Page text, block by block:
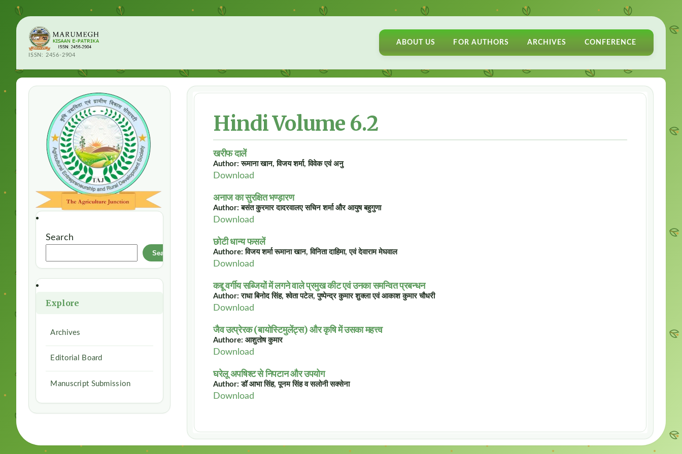
ISSN: 2456-2904
ABOUT US FOR AUTHORS ARCHIVES CONFERENCE
Search
Search
Explore
Archives
Editorial Board
Manuscript Submission
Hindi Volume 6.2
खरीफ दालें
Author: रूमाना खान, विजय शर्मा, विवेक एवं अनु
Download
अनाज का सुरक्षित भण्ड़ारण
Author: बसंत कु्रमार दादरवालए सचिन शर्मा और आयुष बहुगुणा
Download
छोटी धान्य फसलें
Authore: विजय शर्मा रूमाना खान, विनिता दाहिमा, एवं देवाराम मेघवाल
Download
कद्दू वर्गीय सब्जियों में लगने वाले प्रमुख कीट एवं उनका समन्वित प्रबन्धन
Author: राधा बिनोद सिंह, श्वेता पटेल, पुष्पेन्द्र कुमार शुक्ला एवं आकाश कुमार चौधरी
Download
जैव उत्प्रेरक (बायोस्टिमुलेंट्स) और कृषि में उसका महत्त्व
Authore: आशुतोष कुमार
Download
घरेलू अपषिश्ट से निपटान और उपयोग
Author: डॉ आभा सिंह, पूनम सिंह व सलोनी सक्सेना
Download